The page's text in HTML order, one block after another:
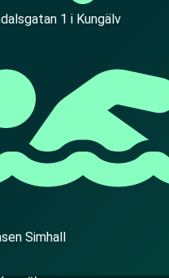
1 i Kungälv
Simhall